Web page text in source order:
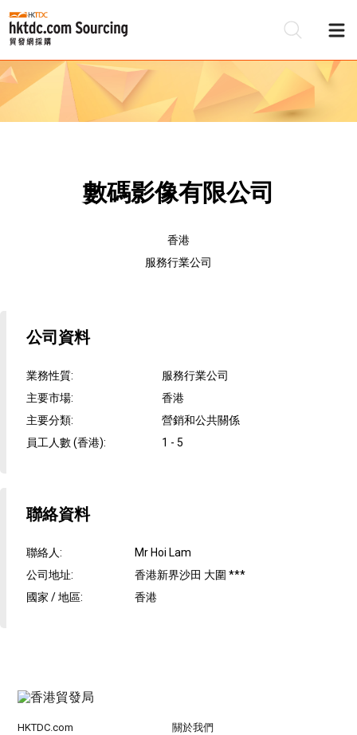
數碼影像有限公司
香港
服務行業公司
公司資料
業務性質:
服務行業公司
主要市場:
香港
主要分類:
營銷和公共關係
員工人數 (香港): 1 - 5
聯絡資料
聯絡人:
Mr Hoi Lam
公司地址:
香港新界沙田 大圍 ***
國家 / 地區: 香港
HKTDC.com 關於我們